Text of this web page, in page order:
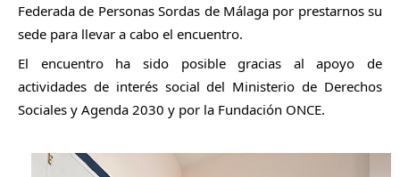
Federada de Personas Sordas de Málaga por prestarnos su
sede para llevar a cabo el encuentro.
El encuentro ha sido posible gracias al apoyo de
actividades de interés social del Ministerio de Derechos
Sociales y Agenda 2030 y por la Fundación ONCE.